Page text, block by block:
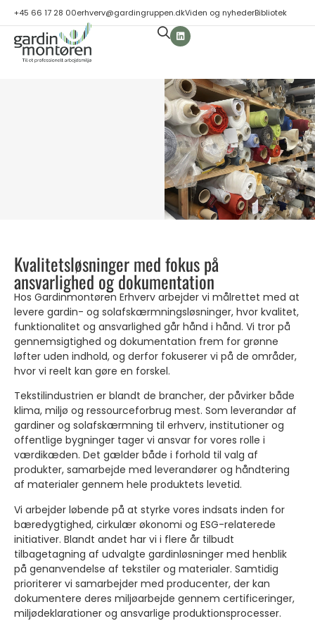
+45 66 17 28 00erhverv@gardingruppen.dkViden og nyhederBibliotek
Kvalitetsløsninger med fokus på
ansvarlighed og dokumentation
Hos Gardinmontøren Erhverv arbejder vi målrettet med at
levere gardin- og solafskærmningsløsninger, hvor kvalitet,
funktionalitet og ansvarlighed går hånd i hånd. Vi tror på
gennemsigtighed og dokumentation frem for grønne
løfter uden indhold, og derfor fokuserer vi på de områder,
hvor vi reelt kan gøre en forskel.
Tekstilindustrien er blandt de brancher, der påvirker både
klima, miljø og ressourceforbrug mest. Som leverandør af
gardiner og solafskærmning til erhverv, institutioner og
offentlige bygninger tager vi ansvar for vores rolle i
værdikæden. Det gælder både i forhold til valg af
produkter, samarbejde med leverandører og håndtering
af materialer gennem hele produktets levetid.
Vi arbejder løbende på at styrke vores indsats inden for
bæredygtighed, cirkulær økonomi og ESG-relaterede
initiativer. Blandt andet har vi i flere år tilbudt
tilbagetagning af udvalgte gardinløsninger med henblik
på genanvendelse af tekstiler og materialer. Samtidig
prioriterer vi samarbejder med producenter, der kan
dokumentere deres miljøarbejde gennem certificeringer,
miljødeklarationer og ansvarlige produktionsprocesser.